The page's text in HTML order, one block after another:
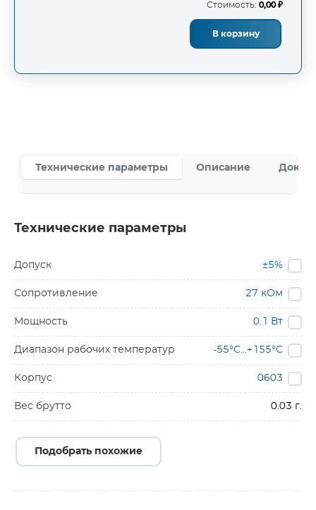
Стоимость: 0,00 ₽
В корзину
Технические параметры Описание
Технические параметры
Допуск ±5%
Сопротивление 27 кОм
Мощность 0.1 Вт
Диапазон рабочих температур -55°C...+155°C
Корпус 0603
Вес брутто 0.03 г.
Подобрать похожие